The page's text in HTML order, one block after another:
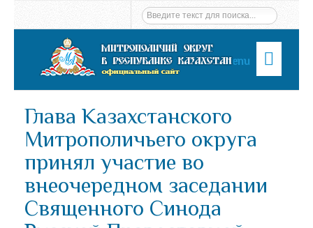
Menu
Глава Казахстанского
Митрополичьего округа
принял участие во
внеочередном заседании
Священного Синода